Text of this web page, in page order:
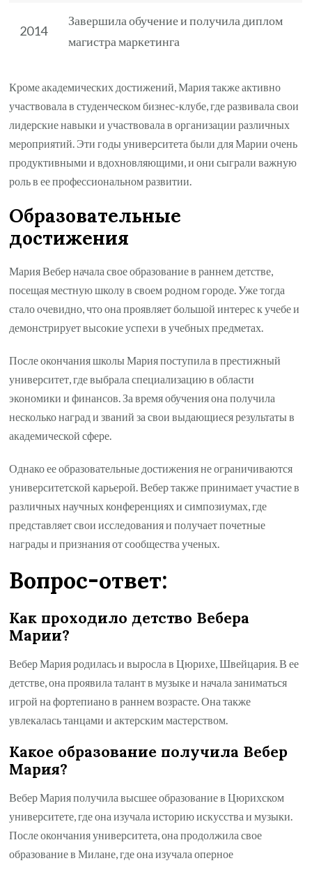
2014
Завершила обучение и получила диплом
магистра маркетинга
Кроме академических достижений, Мария также активно
участвовала в студенческом бизнес-клубе, где развивала свои
лидерские навыки и участвовала в организации различных
мероприятий. Эти годы университета были для Марии очень
продуктивными и вдохновляющими, и они сыграли важную
роль в ее профессиональном развитии.
Образовательные
достижения
Мария Вебер начала свое образование в раннем детстве,
посещая местную школу в своем родном городе. Уже тогда
стало очевидно, что она проявляет большой интерес к учебе и
демонстрирует высокие успехи в учебных предметах.
После окончания школы Мария поступила в престижный
университет, где выбрала специализацию в области
экономики и финансов. За время обучения она получила
несколько наград и званий за свои выдающиеся результаты в
академической сфере.
Однако ее образовательные достижения не ограничиваются
университетской карьерой. Вебер также принимает участие в
различных научных конференциях и симпозиумах, где
представляет свои исследования и получает почетные
награды и признания от сообщества ученых.
Вопрос-ответ:
Как проходило детство Вебера
Марии?
Вебер Мария родилась и выросла в Цюрихе, Швейцария. В ее
детстве, она проявила талант в музыке и начала заниматься
игрой на фортепиано в раннем возрасте. Она также
увлекалась танцами и актерским мастерством.
Какое образование получила Вебер
Мария?
Вебер Мария получила высшее образование в Цюрихском
университете, где она изучала историю искусства и музыки.
После окончания университета, она продолжила свое
образование в Милане, где она изучала оперное